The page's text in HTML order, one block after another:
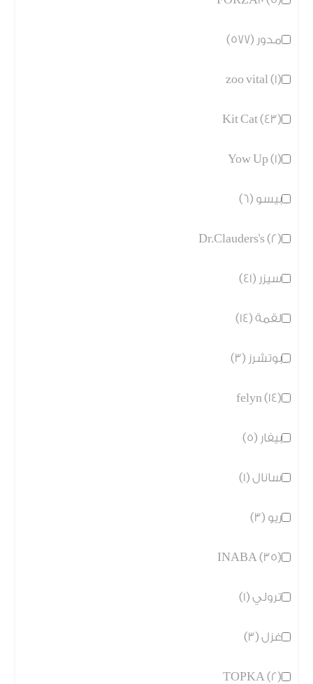
مدور (577)
zoo vital (1)
Kit Cat (43)
Yow Up (1)
بيسو (6)
Dr.Clauders's (2)
سيزر (41)
لقمة (14)
بوتشرز (3)
felyn (14)
بيفار (5)
سانال (1)
ريو (3)
INABA (35)
ترولي (1)
غزل (3)
TOPKA (2)